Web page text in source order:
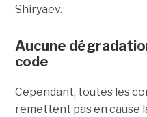
Shiryaev.
Aucune
code
Cependant, toutes les
remettent pas en cause